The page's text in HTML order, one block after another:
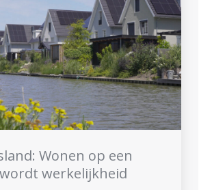
Wonen op een
werkelijkheid